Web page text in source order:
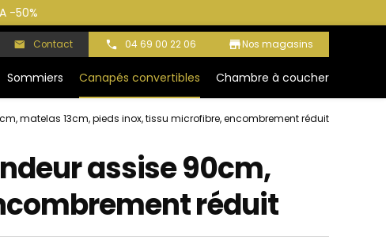
Contact 04 69 00 22 06 storeNos magasins
Sommiers Canapés convertibles Chambre à coucher
matelas 13cm, pieds inox, tissu microfibre, encombrement réduit
assise 90cm,
réduit